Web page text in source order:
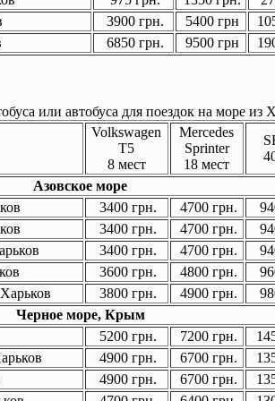
3900 грн. 5400 грн
6850 грн. 9500 грн
или автобуса для поездок на море из
Volkswagen
T5
8 мест
Mercedes
Sprinter
18 мест
Азовское море
3400 грн. 4700 грн.
3400 грн. 4700 грн.
3400 грн. 4700 грн.
3600 грн. 4800 грн.
3800 грн. 4900 грн.
Черное море, Крым
5200 грн. 7200 грн.
4900 грн. 6700 грн.
4900 грн. 6700 грн.